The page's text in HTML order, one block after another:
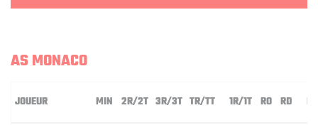
AS MONACO
JOUEUR MIN 2R/2T 3R/3T TR/TT 1R/1T RO RD RT